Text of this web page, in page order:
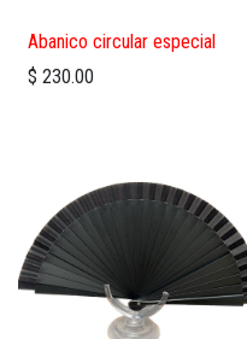
Abanico circular especial
$ 230.00